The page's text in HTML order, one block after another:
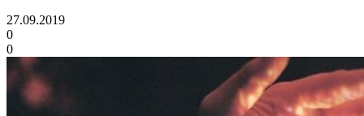
27.09.2019
0
0